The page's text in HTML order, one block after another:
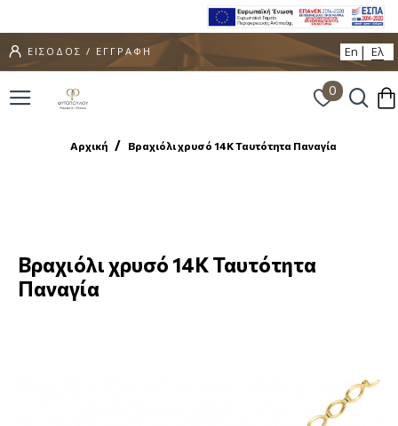
ΕΙΣΟΔΟΣ / ΕΓΓΡΑΦΗ En Ελ
0
Αρχική Βραχιόλι χρυσό 14Κ Ταυτότητα Παναγία
Βραχιόλι χρυσό 14Κ Ταυτότητα
Παναγία